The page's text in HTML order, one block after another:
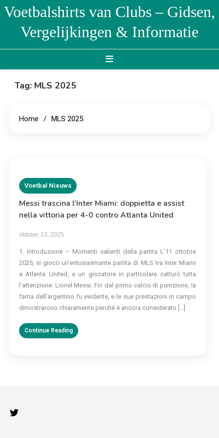
Skip
content
Voetbalshirts van Clubs – Gidsen,
Vergelijkingen & Informatie
Tag: MLS 2025
Home MLS 2025
Voetbal Nieuws
Messi trascina l’Inter Miami: doppietta e assist
nella vittoria per 4-0 contro Atlanta United
oktober 13, 2025
1. Introduzione – Momenti salienti della partita L’11 ottobre
2025, si giocò un’entusiasmante partita di MLS tra Inter Miami
e Atlanta United, e un giocatore in particolare catturò tutta
l’attenzione: Lionel Messi. Fin dal primo calcio di punizione, la
fama dell’argentino fu evidente, e le sue prestazioni in campo
dimostrarono chiaramente perché è ancora considerato […]
Continue Reading